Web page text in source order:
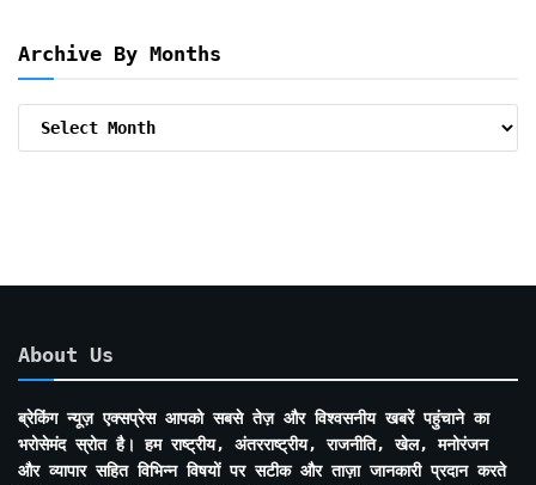
Archive By Months
About Us
ब्रेकिंग न्यूज़ एक्सप्रेस आपको सबसे तेज़ और विश्वसनीय खबरें पहुंचाने का
भरोसेमंद स्रोत है। हम राष्ट्रीय, अंतरराष्ट्रीय, राजनीति, खेल, मनोरंजन
और व्यापार सहित विभिन्न विषयों पर सटीक और ताज़ा जानकारी प्रदान करते